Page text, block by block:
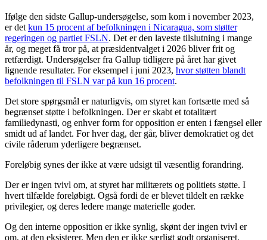
Ifølge den sidste Gallup-undersøgelse, som kom i november 2023,
er det kun 15 procent af befolkningen i Nicaragua, som støtter
regeringen og partiet FSLN. Det er den laveste tilslutning i mange
år, og meget få tror på, at præsidentvalget i 2026 bliver frit og
retfærdigt. Undersøgelser fra Gallup tidligere på året har givet
lignende resultater. For eksempel i juni 2023, hvor støtten blandt
befolkningen til FSLN var på kun 16 procent.
Det store spørgsmål er naturligvis, om styret kan fortsætte med så
begrænset støtte i befolkningen. Der er skabt et totalitært
familiedynasti, og enhver form for opposition er enten i fængsel eller
smidt ud af landet. For hver dag, der går, bliver demokratiet og det
civile råderum yderligere begrænset.
Foreløbig synes der ikke at være udsigt til væsentlig forandring.
Der er ingen tvivl om, at styret har militærets og politiets støtte. I
hvert tilfælde foreløbigt. Også fordi de er blevet tildelt en række
privilegier, og deres ledere mange materielle goder.
Og den interne opposition er ikke synlig, skønt der ingen tvivl er
om, at den eksisterer. Men den er ikke særligt godt organiseret.